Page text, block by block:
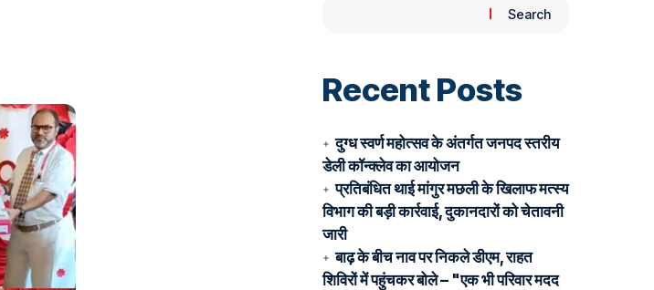
Search
Recent Posts
दुग्ध स्वर्ण महोत्सव के अंतर्गत जनपद स्तरीय
डेली कॉन्क्लेव का आयोजन
प्रतिबंधित थाई मांगुर मछली के खिलाफ मत्स्य
विभाग की बड़ी कार्रवाई, दुकानदारों को चेतावनी
जारी
बाढ़ के बीच नाव पर निकले डीएम, राहत
शिविरों में पहुंचकर बोले – "एक भी परिवार मदद